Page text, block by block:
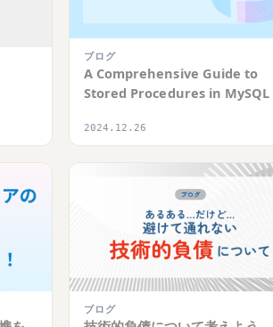
ブログ
A Comprehensive Guide to
Stored Procedures in MySQL
2024.12.26
ブログ